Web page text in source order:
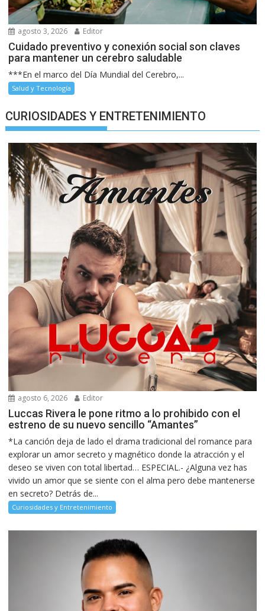
agosto 3, 2026 Editor
Cuidado preventivo y conexión social son claves
para mantener un cerebro saludable
***En el marco del Día Mundial del Cerebro,...
Salud y Tecnología
CURIOSIDADES Y ENTRETENIMIENTO
agosto 6, 2026 Editor
Luccas Rivera le pone ritmo a lo prohibido con el
estreno de su nuevo sencillo “Amantes”
*La canción deja de lado el drama tradicional del romance para
explorar un amor secreto y magnético donde la atracción y el
deseo se viven con total libertad… ESPECIAL.- ¿Alguna vez has
vivido un amor que se siente con el alma pero debe mantenerse
en secreto? Detrás de...
Curiosidades y Entretenimiento